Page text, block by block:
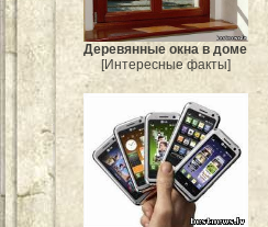
Деревянные окна в доме
[Интересные факты]